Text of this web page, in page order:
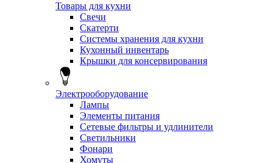
Товары для кухни
Свечи
Скатерти
Системы хранения для кухни
Кухонный инвентарь
Крышки для консервирования
Электрооборудование
Лампы
Элементы питания
Сетевые фильтры и удлинители
Светильники
Фонари
Хомуты